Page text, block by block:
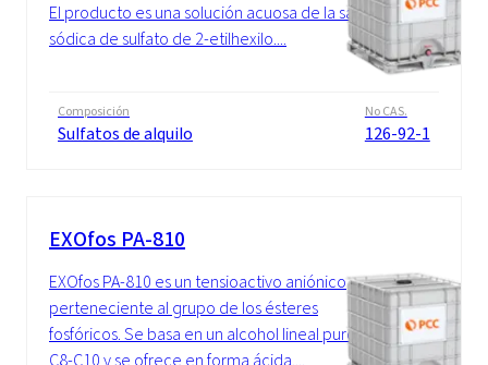
El producto es una solución acuosa de la sal
sódica de sulfato de 2-etilhexilo....
Composición
Sulfatos de alquilo
No CAS.
126-92-1
EXOfos PA-810
EXOfos PA-810 es un tensioactivo aniónico
perteneciente al grupo de los ésteres
fosfóricos. Se basa en un alcohol lineal puro
C8-C10 y se ofrece en forma ácida....